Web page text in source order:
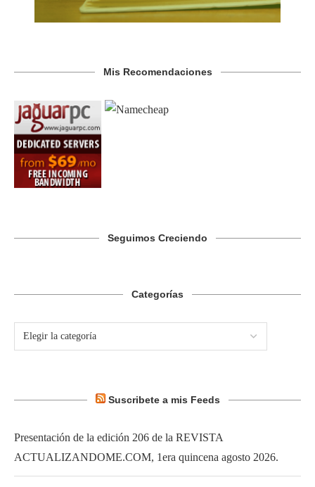
Mis Recomendaciones
Seguimos Creciendo
Categorías
Suscribete a mis Feeds
Presentación de la edición 206 de la REVISTA
ACTUALIZANDOME.COM, 1era quincena agosto 2026.